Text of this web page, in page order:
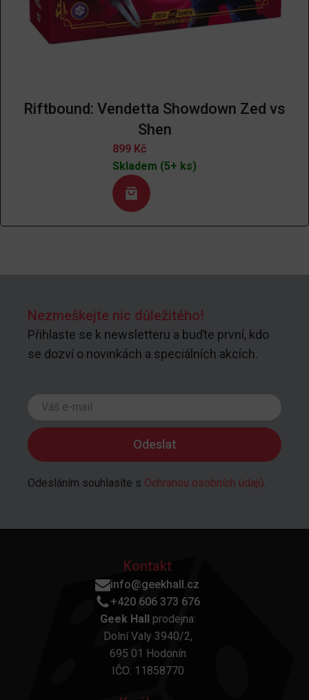
Riftbound: Vendetta Showdown Zed vs
Shen
899 Kč
Skladem (5+ ks)
Nezmeškejte nic důležitého!
Přihlaste se k newsletteru a buďte první, kdo
se dozví o novinkách a speciálních akcích.
Odesláním souhlasíte s Ochranou osobních údajů.
Kontakt
info@geekhall.cz
+420 606 373 676
Geek Hall
prodejna:
Dolní Valy 3940/2,
695 01 Hodonín
IČO: 11858770